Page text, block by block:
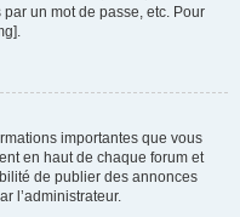
un mot de passe, etc. Pour
importantes que vous
en haut de chaque forum et
de publier des annonces
l’administrateur.